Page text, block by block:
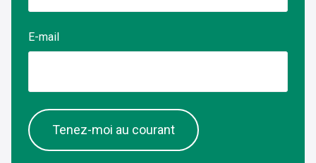
E-mail
Tenez-moi au courant